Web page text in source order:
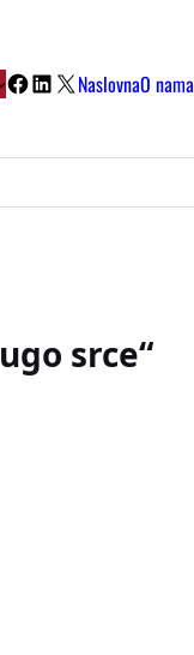
Facebook
LinkedIn
X NaslovnaO nama
srce“